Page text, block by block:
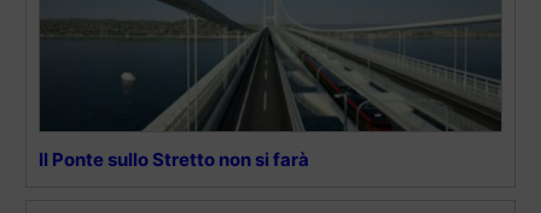
Il Ponte sullo Stretto non si farà